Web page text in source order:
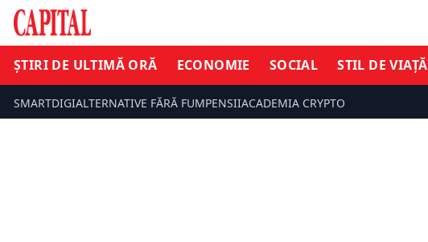
ȘTIRI DE ULTIMĂ ORĂ ECONOMIE SOCIAL STIL DE VIAȚĂ
SMARTDIGIALTERNATIVE FĂRĂ FUMPENSIIACADEMIA CRYPTO